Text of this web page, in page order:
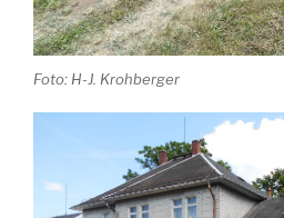
Foto: H-J. Krohberger